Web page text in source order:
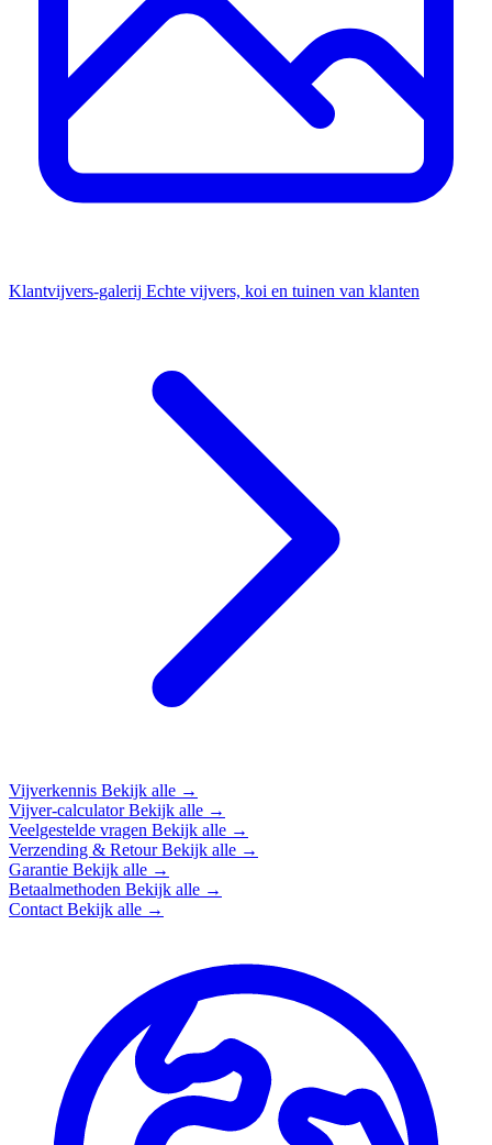
Klantvijvers-galerij Echte vijvers, koi en tuinen van klanten
Vijverkennis Bekijk alle →
Vijver-calculatorBekijk alle →
Veelgestelde vragen Bekijk alle →
Verzending & RetourBekijk alle →
Garantie Bekijk alle →
Betaalmethoden Bekijk alle →
Contact Bekijk alle →